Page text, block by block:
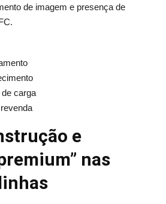
de imagem e presença de
carga
e
nas